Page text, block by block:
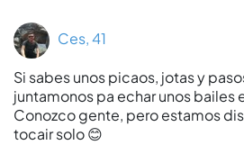
Ces, 41
Si sabes unos picaos, jotas y
juntamonos pa echar unos bailes
Conozco gente, pero estamos
tocair solo 😊